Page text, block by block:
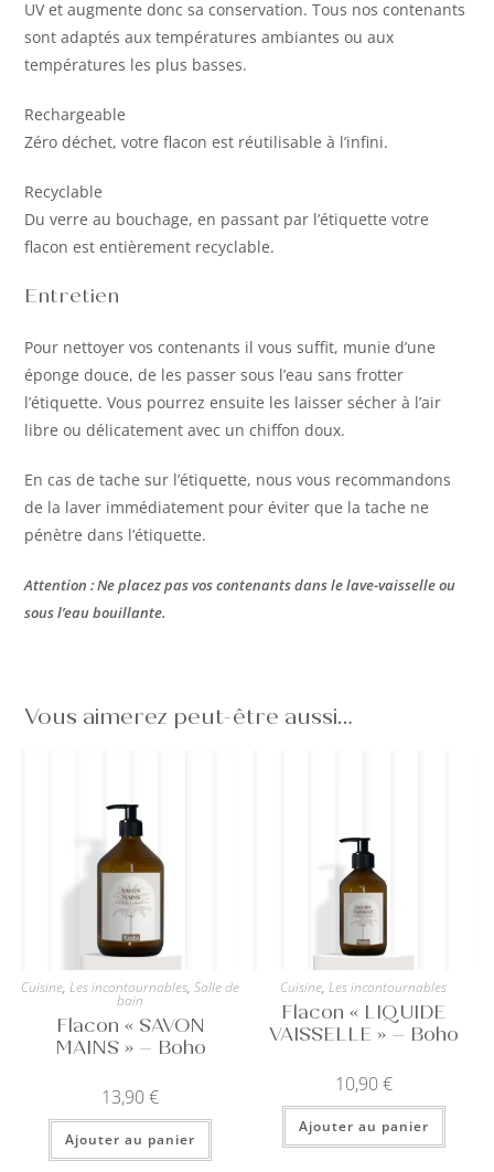
UV et augmente donc sa conservation. Tous nos contenants
sont adaptés aux températures ambiantes ou aux
températures les plus basses.
Rechargeable
Zéro déchet, votre flacon est réutilisable à l’infini.
Recyclable
Du verre au bouchage, en passant par l’étiquette votre
flacon est entièrement recyclable.
Entretien
Pour nettoyer vos contenants il vous suffit, munie d’une
éponge douce, de les passer sous l’eau sans frotter
l’étiquette. Vous pourrez ensuite les laisser sécher à l’air
libre ou délicatement avec un chiffon doux.
En cas de tache sur l’étiquette, nous vous recommandons
de la laver immédiatement pour éviter que la tache ne
pénètre dans l’étiquette.
Attention : Ne placez pas vos contenants dans le lave-vaisselle ou
sous l’eau bouillante.
Vous aimerez peut-être aussi…
Cuisine,Les incontournables,Salle de
bain
Flacon « SAVON
MAINS » – Boho
13,90€
Ajouter au panier
Cuisine,Les incontournables
Flacon « LIQUIDE
VAISSELLE » – Boho
10,90€
Ajouter au panier